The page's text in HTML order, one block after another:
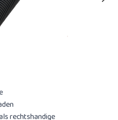
rechtshandige